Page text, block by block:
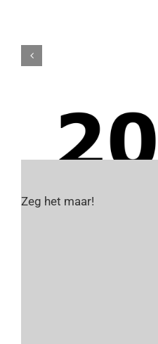
Zeg het maar!